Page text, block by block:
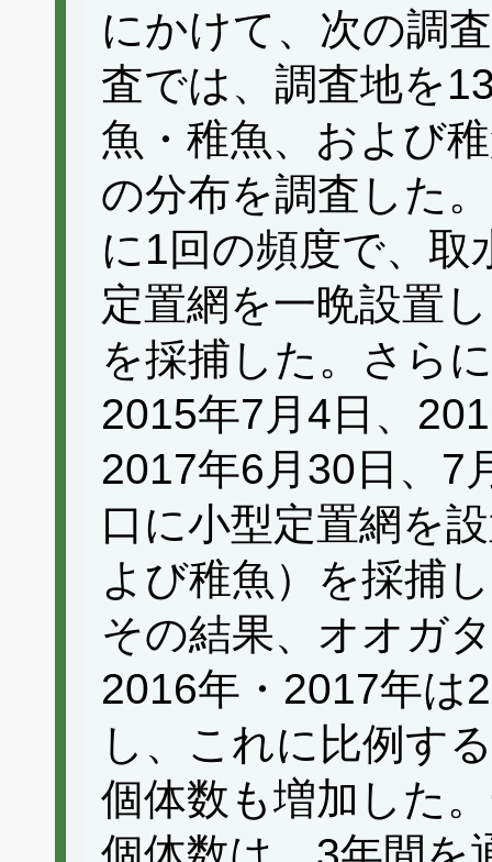
にかけて、次の調
査では、調査地を
魚・稚魚、および
の分布を調査した
に1回の頻度で、取
定置網を一晩設置
を採捕した。さら
2015年7月4日、
2017年6月30日、7
口に小型定置網を
よび稚魚）を採捕
その結果、オオガ
2016年・2017年は
し、これに比例す
個体数も増加した